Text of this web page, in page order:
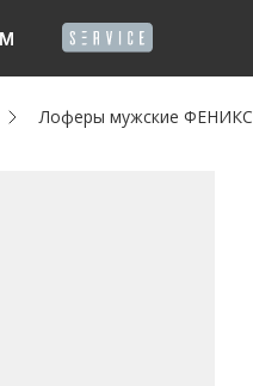
Лоферы мужские ФЕНИКС